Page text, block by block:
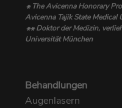
Behandlungen
Augenlasern
*The Avicenna Honorary
Avicenna Tajik State Medical
**Doktor der Medizin,
Universität München